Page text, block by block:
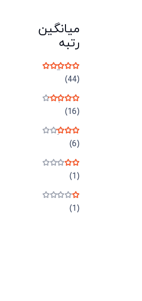
میانگین
رتبه
نمره
(44)
نمره(16)
نمره(6)
نمره(1)
نمره(1)